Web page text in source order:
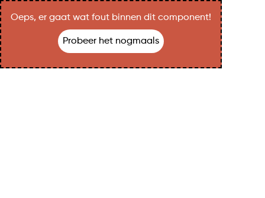
Oeps, er gaat wat fout binnen dit component!
Probeer het nogmaals